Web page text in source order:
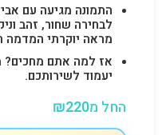
התמונה מגיעה עם
לבחירה שחור, זהב
מראה יוקרתי המדמה ריחוף
יעמוד לשירותכם.
החל מ ₪220